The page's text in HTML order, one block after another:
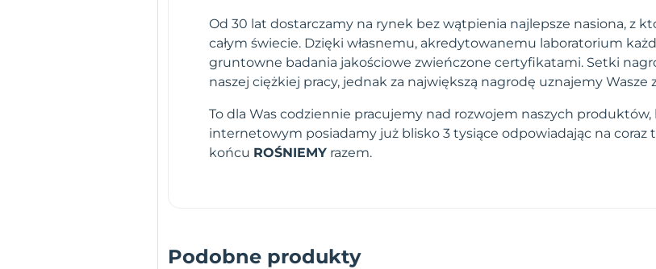
Od 30 lat dostarczamy na rynek bez wątpienia najlepsze nasiona, z
całym świecie. Dzięki własnemu, akredytowanemu laboratorium
gruntowne badania jakościowe zwieńczone certyfikatami. Setki
naszej ciężkiej pracy, jednak za największą nagrodę uznajemy
To dla Was codziennie pracujemy nad rozwojem naszych
internetowym posiadamy już blisko 3 tysiące odpowiadając na coraz
końcu ROŚNIEMY razem.
Podobne produkty